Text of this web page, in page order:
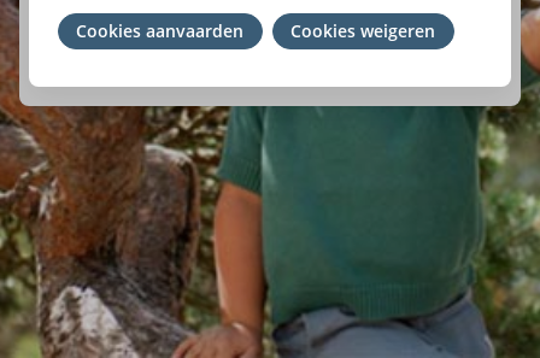
We raden je aan om het ziekenfonds te kiezen waar je lid
van bent. Ben je geen lid? Kies de regio waar je woont.
Cookies weigeren
Cookies aanvaarden
Je
toestemming
intrekken